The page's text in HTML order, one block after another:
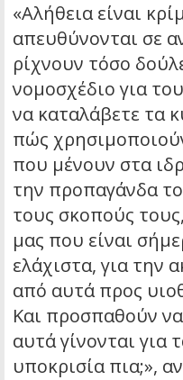
«Αλήθεια είναι
απευθύνονται σε
ρίχνουν τόσο
νομοσχέδιο για
να καταλάβετε τα
πώς
που μένουν στα
την προπαγάνδα
τους σκοπούς
μας που είναι
ελάχιστα, για την
από αυτά προς
Και προσπαθούν
αυτά γίνονται για
υποκρισία πια;»,